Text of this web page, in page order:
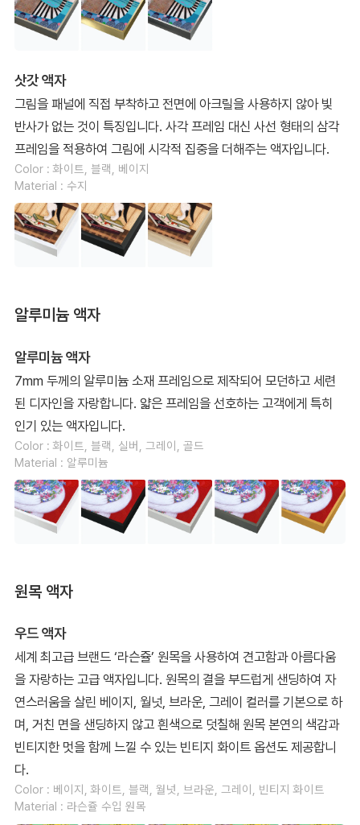
삿갓 액자
그림을 패널에 직접 부착하고 전면에 아크릴을 사용하지 않아 빛
반사가 없는 것이 특징입니다. 사각 프레임 대신 사선 형태의 삼각
프레임을 적용하여 그림에 시각적 집중을 더해주는 액자입니다.
Color : 화이트, 블랙, 베이지
Material : 수지
알루미늄 액자
알루미늄 액자
7mm 두께의 알루미늄 소재 프레임으로 제작되어 모던하고 세련
된 디자인을 자랑합니다. 얇은 프레임을 선호하는 고객에게 특히
인기 있는 액자입니다.
Color : 화이트, 블랙, 실버, 그레이, 골드
Material : 알루미늄
원목 액자
우드 액자
세계 최고급 브랜드 ‘라슨쥴’ 원목을 사용하여 견고함과 아름다움
을 자랑하는 고급 액자입니다. 원목의 결을 부드럽게 샌딩하여 자
연스러움을 살린 베이지, 월넛, 브라운, 그레이 컬러를 기본으로 하
며, 거친 면을 샌딩하지 않고 흰색으로 덧칠해 원목 본연의 색감과
빈티지한 멋을 함께 느낄 수 있는 빈티지 화이트 옵션도 제공합니
다.
Color : 베이지, 화이트, 블랙, 월넛, 브라운, 그레이, 빈티지 화이트
Material : 라슨쥴 수입 원목